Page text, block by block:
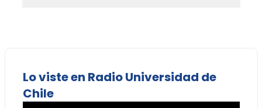
Lo viste en Radio Universidad de
Chile